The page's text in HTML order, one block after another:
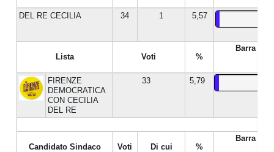
DEL RE CECILIA 34 1 5,57
Lista Voti %
Barra %
FIRENZE
DEMOCRATICA
CON CECILIA
DEL RE
33 5,79
Candidato Sindaco Voti
Di cui
%
Barra %